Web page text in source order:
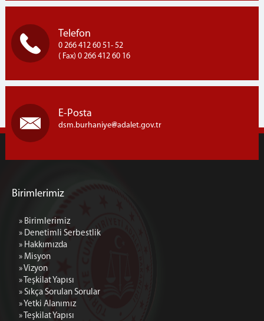
Telefon
0 266 412 60 51- 52
( Fax) 0 266 412 60 16
E-Posta
dsm.burhaniye adalet.gov.tr
Birimlerimiz
» Birimlerimiz
» Denetimli Serbestlik
» Hakkımızda
» Misyon
» Vizyon
» Teşkilat Yapısı
» Sıkça Sorulan Sorular
» Yetki Alanımız
» Teşkilat Yapısı